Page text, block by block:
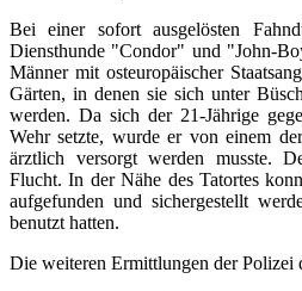
Bei einer sofort ausgelösten
Diensthunde "Condor" und "John-
Männer mit osteuropäischer
Gärten, in denen sie sich unter
werden. Da sich der 21-Jährige
Wehr setzte, wurde er von einem
ärztlich versorgt werden musste.
Flucht. In der Nähe des Tatortes
aufgefunden und sichergestellt
benutzt hatten.
Die weiteren Ermittlungen der Polizei